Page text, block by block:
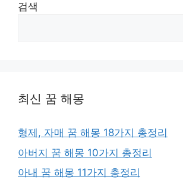
검색
최신 꿈 해몽
형제, 자매 꿈 해몽 18가지 총정리
아버지 꿈 해몽 10가지 총정리
아내 꿈 해몽 11가지 총정리